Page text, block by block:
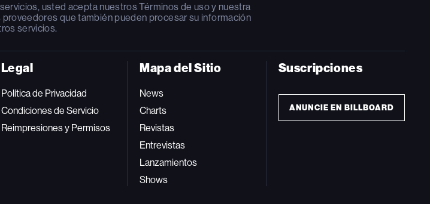
usted acepta nuestrosTérminos de usoy nuestra
proveedores que también pueden procesar su información
servicios.
Legal
Política de Privacidad
Condiciones de Servicio
Reimpresiones y Permisos
Mapa del Sitio
News
Charts
Revistas
Entrevistas
Lanzamientos
Shows
Suscripciones
ANUNCIE EN BILLBOARD